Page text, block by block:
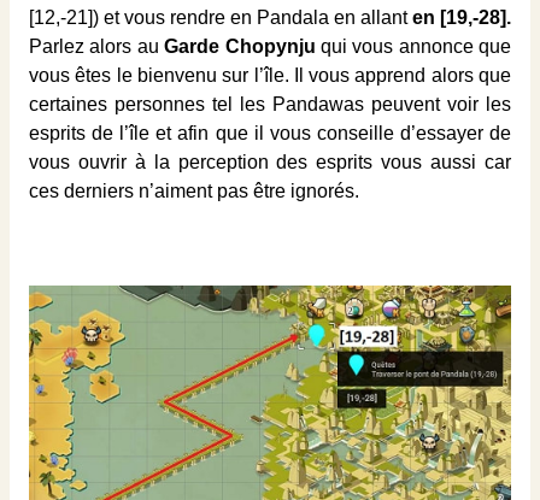
[12,-21]) et vous rendre en Pandala en allanten [19,-28].
Parlez alors auGarde Chopynju qui vous annonce que
vous êtes le bienvenu sur l’île. Il vous apprend alors que
certaines personnes tel les Pandawas peuvent voir les
esprits de l’île et afin que il vous conseille d’essayer de
vous ouvrir à la perception des esprits vous aussi car
ces derniers n’aiment pas être ignorés.